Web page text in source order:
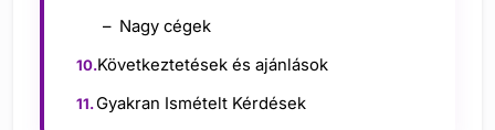
Nagy cégek
Következtetések és ajánlások
Gyakran Ismételt Kérdések